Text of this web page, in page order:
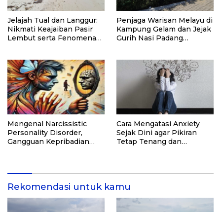
Jelajah Tual dan Langgur:
Nikmati Keajaiban Pasir
Lembut serta Fenomena
Penjaga Warisan Melayu di
Kampung Gelam dan Jejak
Gurih Nasi Padang
Mengenal Narcissistic
Personality Disorder,
Gangguan Kepribadian
Cara Mengatasi Anxiety
Sejak Dini agar Pikiran
Tetap Tenang dan
Rekomendasi untuk kamu